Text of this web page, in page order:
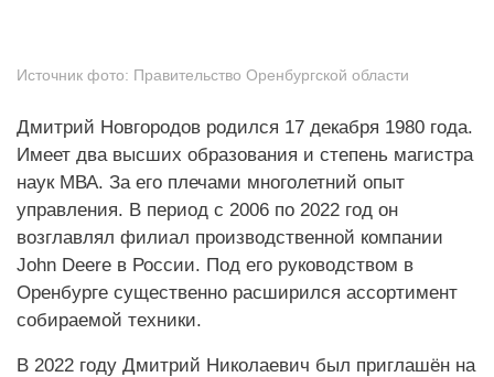
Источник фото: Правительство Оренбургской области
Дмитрий Новгородов родился 17 декабря 1980 года.
Имеет два высших образования и степень магистра
наук МВА. За его плечами многолетний опыт
управления. В период с 2006 по 2022 год он
возглавлял филиал производственной компании
John Deere в России. Под его руководством в
Оренбурге существенно расширился ассортимент
собираемой техники.
В 2022 году Дмитрий Николаевич был приглашён на